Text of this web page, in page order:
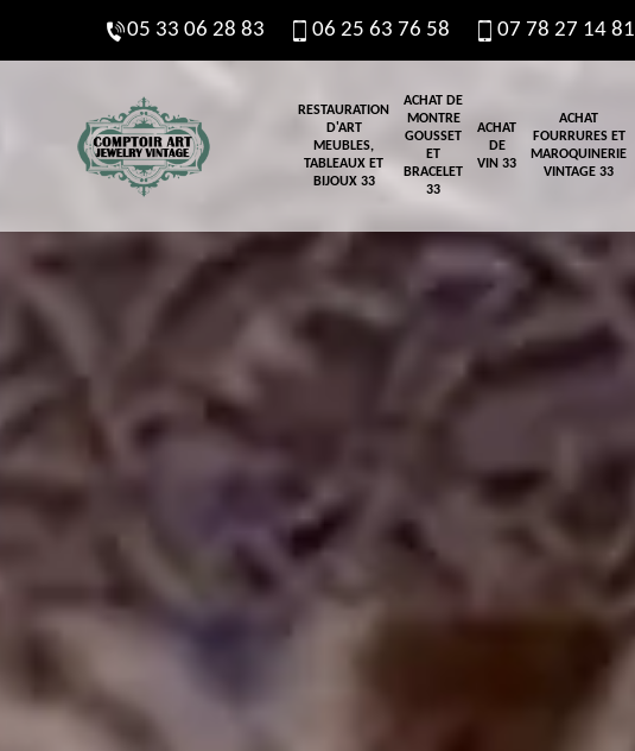
05 33 06 28 83 06 25 63 76 58 07 78 27 14 81
RESTAURATION
D'ART
MEUBLES,
TABLEAUX ET
BIJOUX 33
ACHAT DE
MONTRE
GOUSSET
ET
BRACELET
33
ACHAT
DE
VIN 33
ACHAT
FOURRURES ET
MAROQUINERIE
VINTAGE 33